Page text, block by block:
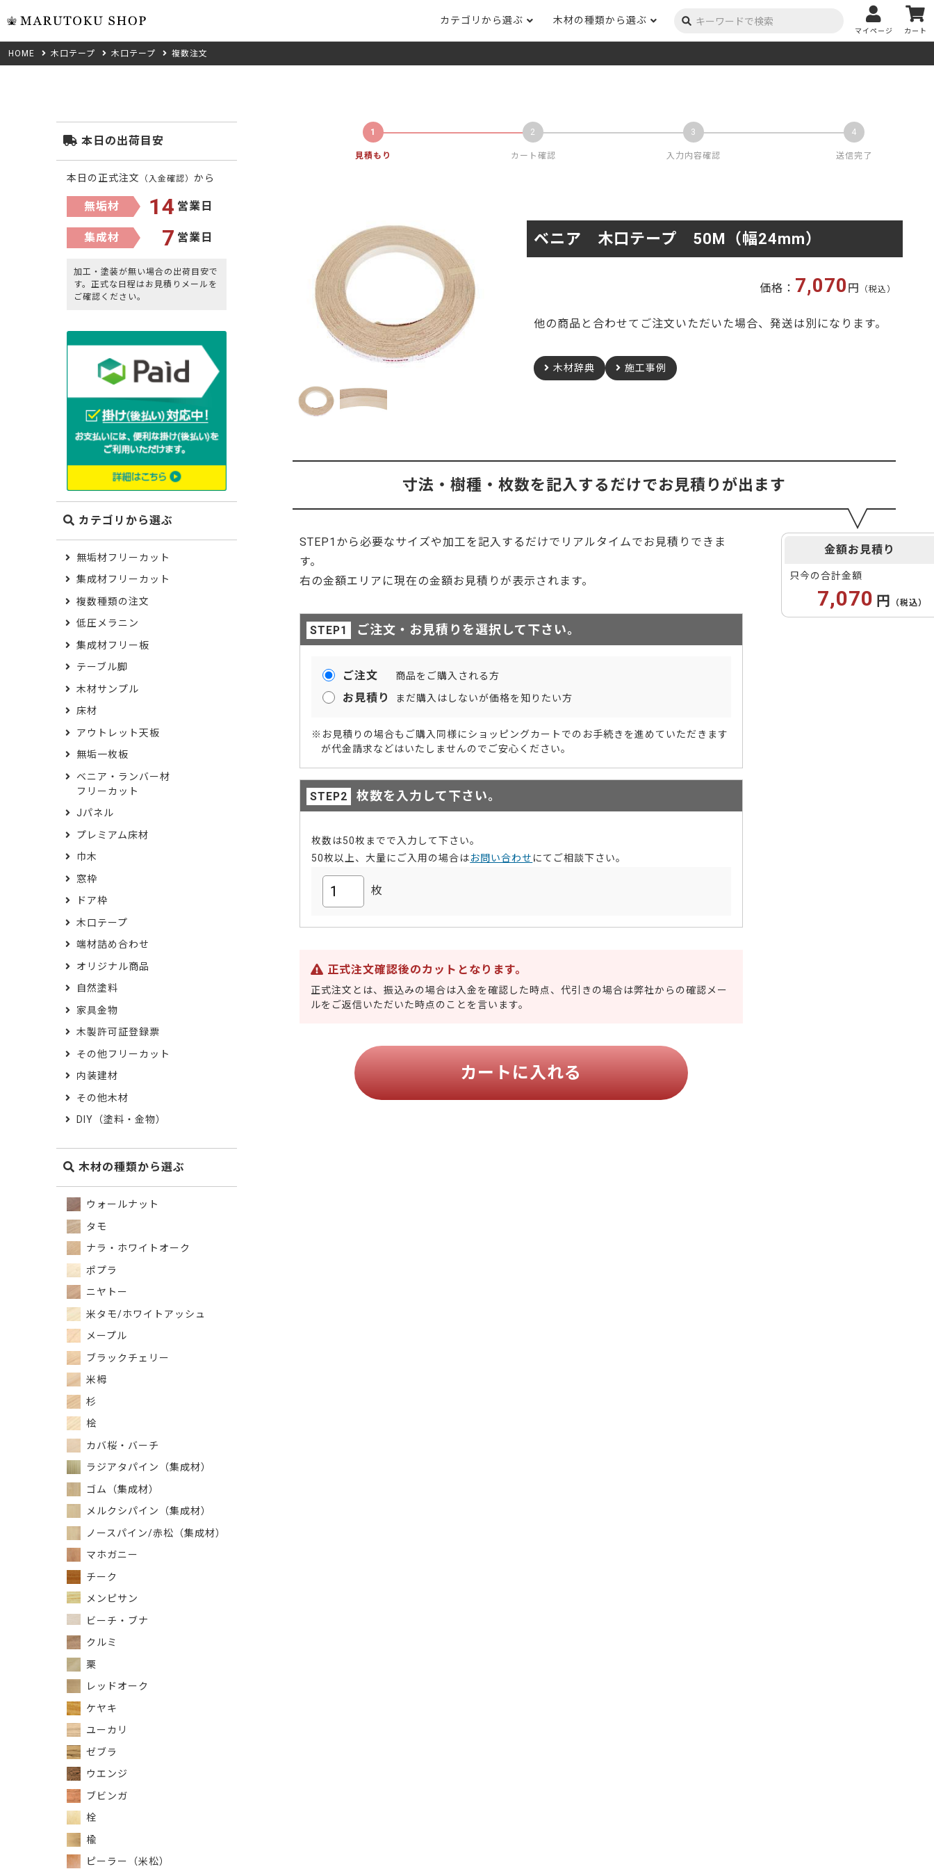
カテゴリから選ぶ
Category
カテゴリから選ぶ
集成材フリーカット 床材
オリジナル商品
アウトレット天板
木材の性質および価格帯チャート
もくもく通信
木材辞典
木材用語辞典
澄
お買い物
ご利用ガイド
木材の種類から選ぶ
Wood Type
ラジアタパイン（集成材
のみ）
ゴム（集成材のみ）
メルクシパイン（集成材
のみ）
ウエンジ ブビンガ 栓 楡
ピーラー（米松） サペリ
低圧メラミン（心材：パ
ーティクルボード)
ニヤトー
ュ
桧 カバ桜・バーチ
ゴム（集成材のみ）
メンピサン ビーチ クルミ 栗 レッドオーク
ユーカリ ゼブラ ウエンジ
楡 ピーラー（米松） サペリ
赤ラワン(レッドメラン
モンキーポッド アカシア 山桜
低圧メラミン（心材：パ
マイページ カート
HOME 木口テープ 木口テープ 複数注文
見積もり カート確認 入力内容確認 送信完了
ベニア 木口テープ 50M（幅24mm）
価格： 7,070 円 （税込）
他の商品と合わせてご注文いただいた場合、発送は別になります。
木材辞典 施工事例
寸法・樹種・枚数を記入するだけでお見積りが出ます
STEP1から必要なサイズや加工を記入するだけでリアルタイムでお見積りできま
す。
右の金額エリアに現在の金額お見積りが表示されます。
ご注文・お見積りを選択して下さい。
ご注文 商品をご購入される方
お見積り まだ購入はしないが価格を知りたい方
※お見積りの場合もご購入同様にショッピングカートでのお手続きを進めていただきます
が代金請求などはいたしませんのでご安心ください。
枚数を入力して下さい。
枚数は50枚までで入力して下さい。
50枚以上、大量にご入用の場合はお問い合わせ にてご相談下さい。
枚
金額お見積り
只今の合計金額
7,070 円 （税込）
正式注文確認後のカットとなります。
正式注文とは、振込みの場合は入金を確認した時点、代引きの場合は弊社からの確認メー
ルをご返信いただいた時点のことを言います。
カートに入れる
本日の出荷目安
本日の正式注文 （入金確認） から
無垢材 14 営業日
集成材 7 営業日
加工・塗装が無い場合の出荷目安で
す。正式な日程はお見積りメールを
ご確認ください。
カテゴリから選ぶ
無垢材フリーカット
集成材フリーカット
複数種類の注文
低圧メラニン
集成材フリー板
テーブル脚
木材サンプル
床材
アウトレット天板
無垢一枚板
ベニア・ランバー材
フリーカット
Jパネル
プレミアム床材
巾木
窓枠
ドア枠
木口テープ
端材詰め合わせ
オリジナル商品
自然塗料
家具金物
木製許可証登録票
その他フリーカット
内装建材
その他木材
DIY（塗料・金物）
木材の種類から選ぶ
ウォールナット
タモ
ナラ・ホワイトオーク
ポプラ
ニヤトー
米タモ/ホワイトアッシュ
メープル
ブラックチェリー
米栂
杉
桧
カバ桜・バーチ
ラジアタパイン（集成材）
ゴム（集成材）
メルクシパイン（集成材）
ノースパイン/赤松（集成材）
マホガニー
チーク
メンピサン
ビーチ・ブナ
クルミ
栗
レッドオーク
ケヤキ
ユーカリ
ゼブラ
ウエンジ
ブビンガ
栓
楡
ピーラー（米松）